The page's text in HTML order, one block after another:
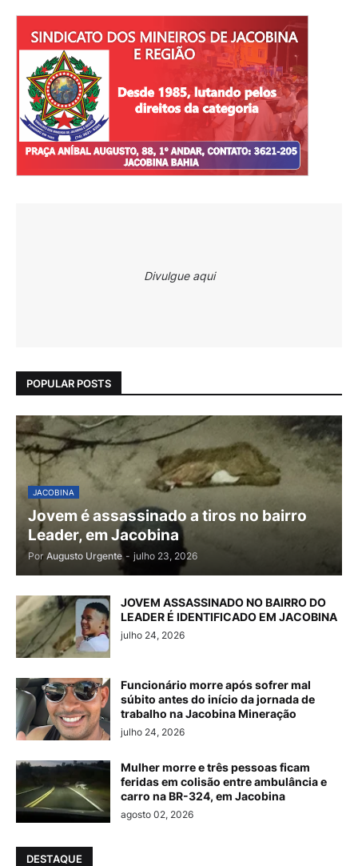
Divulgue aqui
POPULAR POSTS
JACOBINA
Jovem é assassinado a tiros no bairro
Leader, em Jacobina
Por Augusto Urgente - julho 23, 2026
JOVEM ASSASSINADO NO BAIRRO DO
LEADER É IDENTIFICADO EM JACOBINA
julho 24, 2026
Funcionário morre após sofrer mal
súbito antes do início da jornada de
trabalho na Jacobina Mineração
julho 24, 2026
Mulher morre e três pessoas ficam
feridas em colisão entre ambulância e
carro na BR-324, em Jacobina
agosto 02, 2026
DESTAQUE